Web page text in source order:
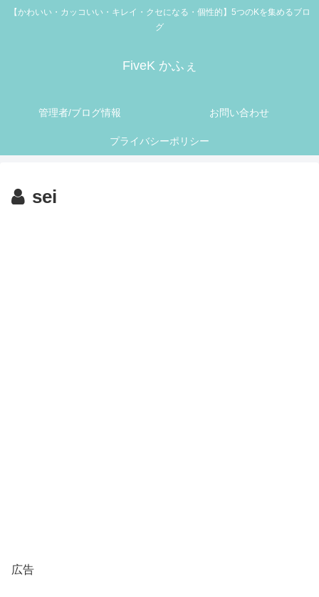
【かわいい・カッコいい・キレイ・クセになる・個性的】5つのKを集めるブロ
グ
FiveK かふぇ
管理者/ブログ情報 お問い合わせ
プライバシーポリシー
sei
広告